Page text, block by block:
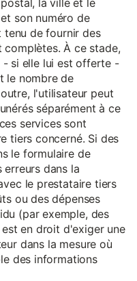
la ville et le
son numéro de
tenu de fournir des
À ce stade,
- si elle lui est offerte -
le nombre de
l'utilisateur peut
séparément à ce
services sont
tiers concerné. Si des
le formulaire de
dans la
le prestataire tiers
ou des dépenses
(par exemple, des
en droit d'exiger une
dans la mesure où
des informations